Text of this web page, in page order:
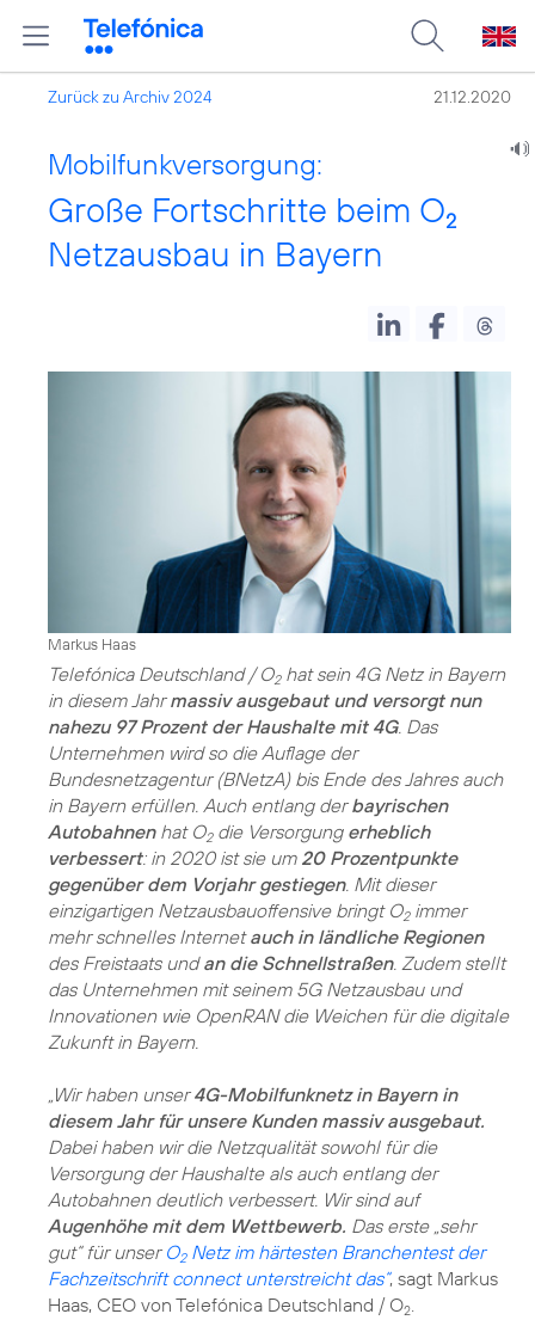
Zurück zu Archiv 2024 21.12.2020
Mobilfunkversorgung:
Große Fortschritte beim O2
Netzausbau in Bayern
Markus Haas
Telefónica Deutschland / O2hat sein 4G Netz in Bayern
in diesem Jahrmassiv ausgebaut und versorgt nun
nahezu 97 Prozent der Haushalte mit 4G. Das
Unternehmen wird so die Auflage der
Bundesnetzagentur (BNetzA) bis Ende des Jahres auch
in Bayern erfüllen. Auch entlang derbayrischen
Autobahnenhat O2die Versorgung erheblich
verbessert: in 2020 ist sie um 20 Prozentpunkte
gegenüber dem Vorjahr gestiegen. Mit dieser
einzigartigen Netzausbauoffensive bringt O2immer
mehr schnelles Internetauch in ländliche Regionen
des Freistaats undan die Schnellstraßen. Zudem stellt
das Unternehmen mit seinem 5G Netzausbau und
Innovationen wie OpenRAN die Weichen für die digitale
Zukunft in Bayern.
„Wir haben unser4G-Mobilfunknetz in Bayern in
diesem Jahr für unsere Kunden massiv ausgebaut.
Dabei haben wir die Netzqualität sowohl für die
Versorgung der Haushalte als auch entlang der
Autobahnen deutlich verbessert. Wir sind auf
Augenhöhe mit dem Wettbewerb. Das erste „sehr
gut“ für unser O2Netz im härtesten Branchentest der
Fachzeitschrift connect unterstreicht das“, sagt Markus
Haas, CEO von Telefónica Deutschland / O2